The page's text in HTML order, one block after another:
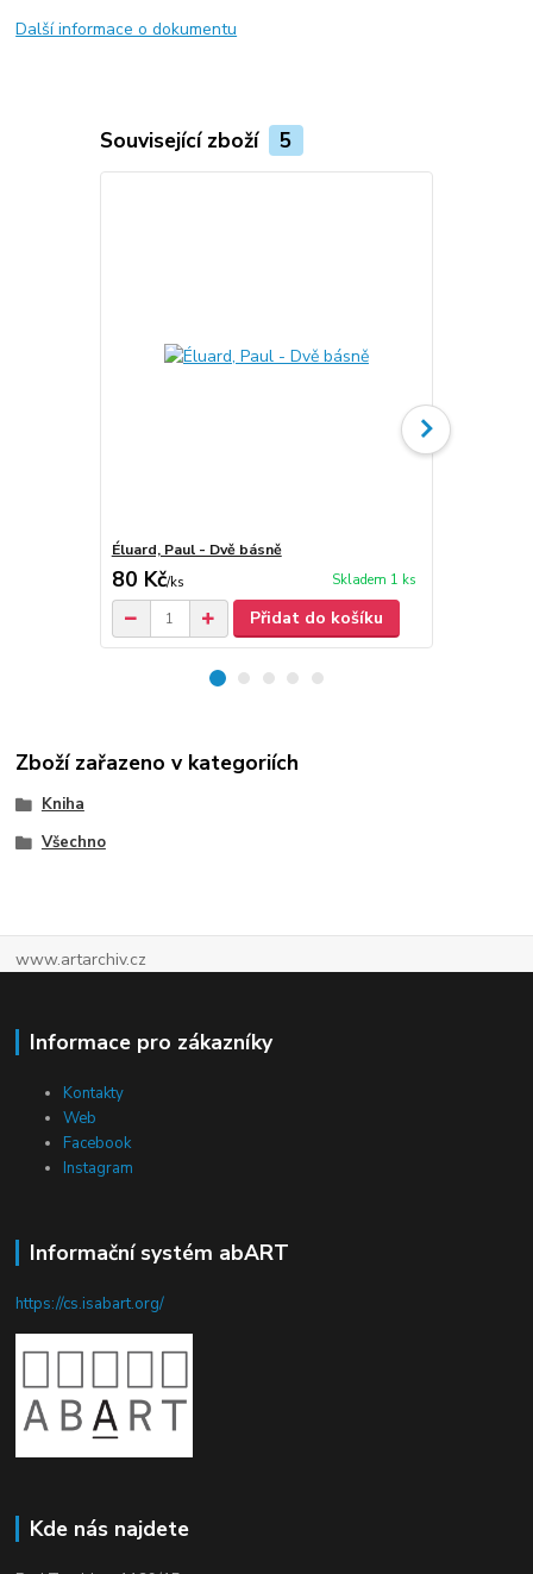
Další informace o dokumentu
Související zboží 5
Éluard, Paul - Dvě básně
80 Kč/ks Skladem 1 ks
Přidat do košíku
Zboží zařazeno v kategoriích
Kniha
Všechno
www.artarchiv.cz
Informace pro zákazníky
Kontakty
Web
Facebook
Instagram
Informační systém abART
https://cs.isabart.org/
Kde nás najdete